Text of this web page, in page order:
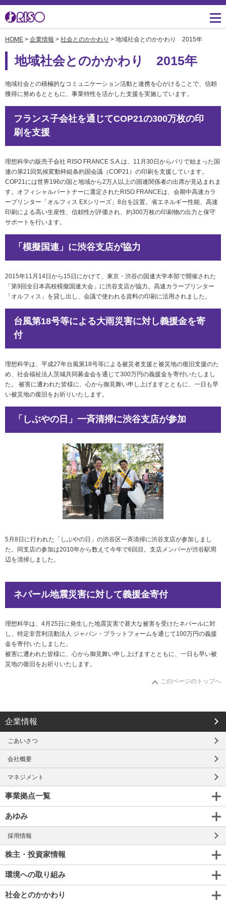
お役立ち記事
素材ダウンロード
よくあるご質問（FAQ）
製品についてのお問い合
わせ一覧
閉じる
理想科学のものづくり
数字でわかる理想科学
鹿島アントラーズ応援サ
イト
マネジメント
事業拠点一覧
採用情報
株主・投資家情報
環境への取り組み
HOME > 企業情報 > 社会とのかかわり > 地域社会とのかかわり 2015年
地域社会とのかかわり 2015年
地域社会との積極的なコミュニケーション活動と連携を心がけることで、信頼
獲得に努めるとともに、事業特性を活かした支援を実施しています。
フランス子会社を通じてCOP21の300万枚の印
刷を支援
理想科学の販売子会社 RISO FRANCE S.A.は、11月30日からパリで始まった国
連の第21回気候変動枠組条約国会議（COP21）の印刷を支援しています。
COP21には世界196の国と地域から2万人以上の国連関係者の出席が見込まれま
す。オフィシャルパートナーに選定されたRISO FRANCEは、会期中高速カラ
ープリンター「オルフィス EXシリーズ」8台を設置。省エネルギー性能、高速
印刷による高い生産性、信頼性が評価され、約300万枚の印刷物の出力と保守
サポートを行います。
「模擬国連」に渋谷支店が協力
2015年11月14日から15日にかけて、東京・渋谷の国連大学本部で開催された
「第9回全日本高校模擬国連大会」に渋谷支店が協力。高速カラープリンター
「オルフィス」を貸し出し、会議で使われる資料の印刷に活用されました。
台風第18号等による大雨災害に対し義援金を寄
付
理想科学は、平成27年台風第18号等による被災者支援と被災地の復旧支援のた
め、社会福祉法人茨城共同募金会を通じて300万円の義援金を寄付いたしまし
た。 被害に遭われた皆様に、心から御見舞い申し上げますとともに、一日も早
い被災地の復旧をお祈りいたします。
「しぶやの日」一斉清掃に渋谷支店が参加
5月8日に行われた「しぶやの日」の渋谷区一斉清掃に渋谷支店が参加しまし
た。同支店の参加は2010年から数えて今年で6回目。支店メンバーが渋谷駅周
辺を清掃しました。
ネパール地震災害に対して義援金寄付
理想科学は、4月25日に発生した地震災害で甚大な被害を受けたネパールに対
し、特定非営利活動法人 ジャパン・プラットフォームを通じて100万円の義援
金を寄付いたしました。
被害に遭われた皆様に、心から御見舞い申し上げますとともに、一日も早い被
災地の復旧をお祈りいたします。
このページのトップへ
企業情報
ごあいさつ
会社概要
マネジメント
事業拠点一覧
あゆみ
採用情報
株主・投資家情報
環境への取り組み
社会とのかかわり